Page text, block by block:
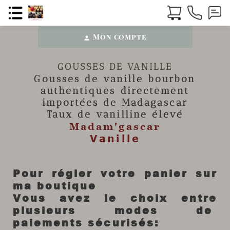
person Mon compte
GOUSSES DE VANILLE
Gousses de vanille bourbon
authentiques directement
importées de Madagascar
Taux de vanilline élevé
Madam'gascar
Vanille
Pour régler votre panier sur
ma boutique
Vous avez le choix entre
plusieurs modes de
paiements sécurisés: